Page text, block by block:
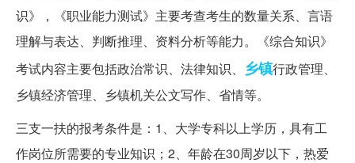
识》，《职业能力测试》主要考查考生的数量关系、言语
理解与表达、判断推理、资料分析等能力。《综合知识》
考试内容主要包括政治常识、法律知识、 乡镇行政管理、
乡镇经济管理、乡镇机关公文写作、省情等。
三支一扶的报考条件是：1、大学专科以上学历，具有工
作岗位所需要的专业知识；2、年龄在30周岁以下，热爱